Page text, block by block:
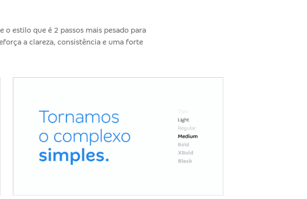
estilo que é 2 passos mais pesado para
a clareza, consistência e uma forte